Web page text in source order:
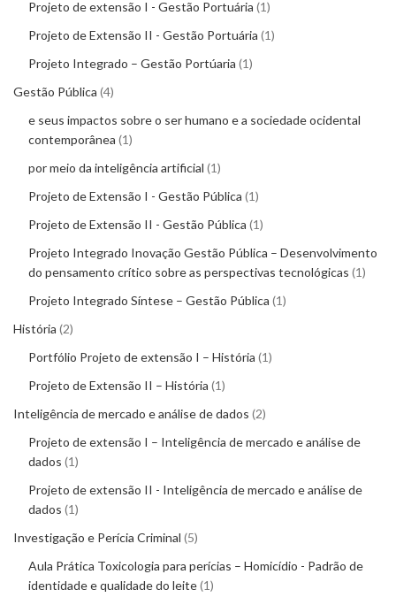
Projeto de extensão I - Gestão Portuária 1
Projeto de Extensão II - Gestão Portuária 1
Projeto Integrado – Gestão Portúaria 1
Gestão Pública 4
e seus impactos sobre o ser humano e a sociedade ocidental
contemporânea 1
por meio da inteligência artificial 1
Projeto de Extensão I - Gestão Pública 1
Projeto de Extensão II - Gestão Pública 1
Projeto Integrado Inovação Gestão Pública – Desenvolvimento
do pensamento crítico sobre as perspectivas tecnológicas 1
Projeto Integrado Síntese – Gestão Pública 1
História 2
Portfólio Projeto de extensão I – História 1
Projeto de Extensão II – História 1
Inteligência de mercado e análise de dados 2
Projeto de extensão I – Inteligência de mercado e análise de
dados 1
Projeto de extensão II - Inteligência de mercado e análise de
dados 1
Investigação e Perícia Criminal 5
Aula Prática Toxicologia para perícias – Homicídio - Padrão de
identidade e qualidade do leite 1